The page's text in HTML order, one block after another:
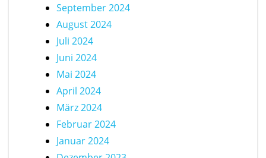
September 2024
August 2024
Juli 2024
Juni 2024
Mai 2024
April 2024
März 2024
Februar 2024
Januar 2024